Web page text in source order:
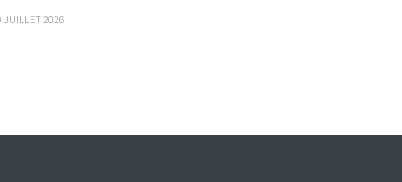
JUILLET 2026